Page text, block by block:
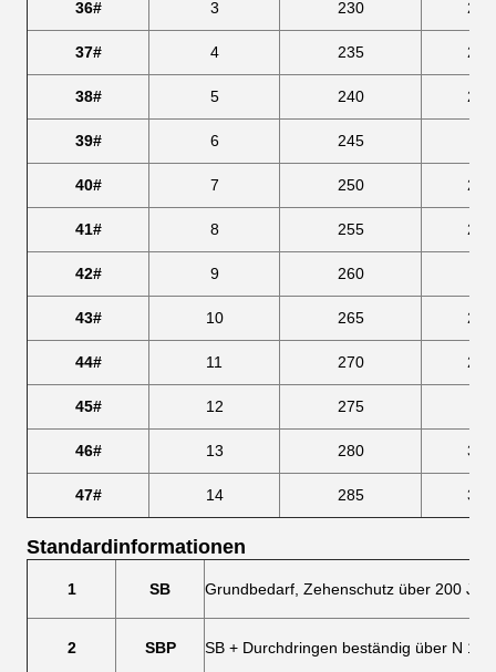
36# 3 230
37# 4 235
38# 5 240
39# 6 245
40# 7 250
41# 8 255
42# 9 260
43# 10 265
44# 11 270
45# 12 275
46# 13 280
47# 14 285
Standardinformationen
1 SB Grundbedarf, Zehenschutz über 200 J
2 SBP SB + Durchdringen beständig über N